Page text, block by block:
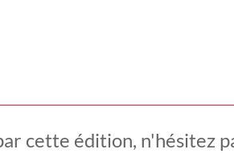
cette édition, n'hésitez